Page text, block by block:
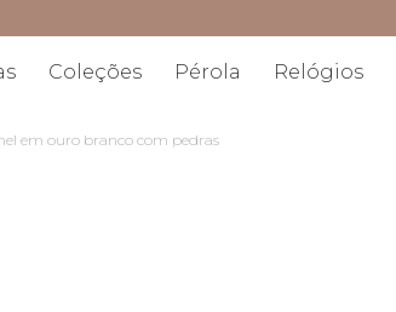
Coleções Pérola Relógios
em ouro branco com pedras